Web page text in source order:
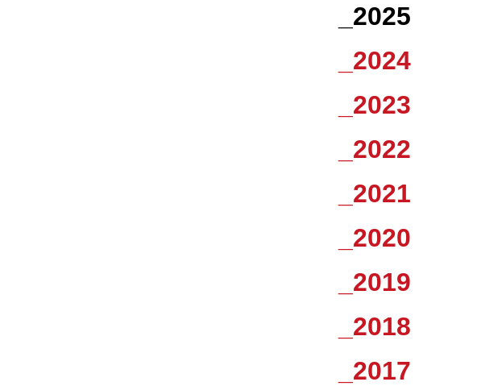
_2025
_2024
_2023
_2022
_2021
_2020
_2019
_2018
_2017